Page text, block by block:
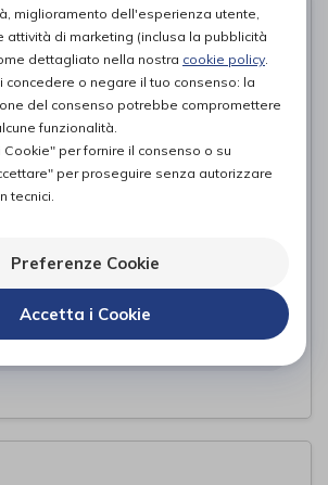
Division
miglioramento dell'esperienza utente,
attività di marketing (inclusa la pubblicità
dettagliato nella nostra cookie policy.
concedere o negare il tuo consenso: la
del consenso potrebbe compromettere
funzionalità.
Cookie" per fornire il consenso o su
per proseguire senza autorizzare
tecnici.
Preferenze Cookie
Accetta i Cookie